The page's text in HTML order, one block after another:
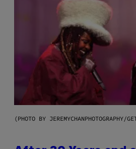
(PHOTO BY JEREMYCHANPHOTOGRAPHY/